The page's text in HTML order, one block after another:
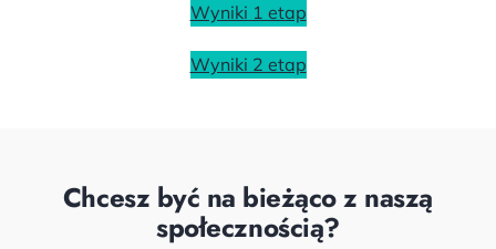
Wyniki 1 etap
Wyniki 2 etap
Chcesz być na bieżąco z naszą
społecznością?